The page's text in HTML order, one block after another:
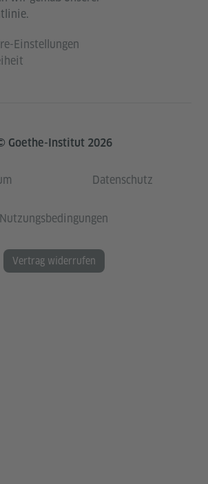
Einstellungen
Goethe-Institut 2026
Datenschutz
Nutzungsbedingungen
Vertrag widerrufen